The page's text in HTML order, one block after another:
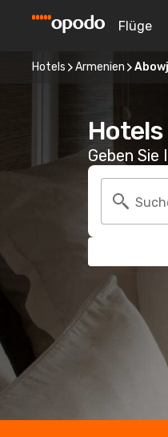
Flüge
Hotels Armenien
Geben